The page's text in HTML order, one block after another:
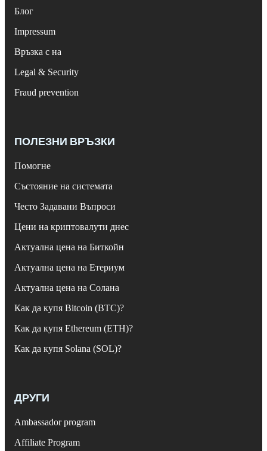
Блог
Impressum
Връзка с на
Legal & Security
Fraud prevention
ПОЛЕЗНИ ВРЪЗКИ
Помогне
Състояние на системата
Често Задавани Въпроси
Цени на криптовалути днес
Актуална цена на Биткойн
Актуална цена на Етериум
Актуална цена на Солана
Как да купя Bitcoin (BTC)?
Как да купя Ethereum (ETH)?
Как да купя Solana (SOL)?
ДРУГИ
Ambassador program
Affiliate Program